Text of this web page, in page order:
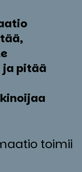
pitää
toi­mii